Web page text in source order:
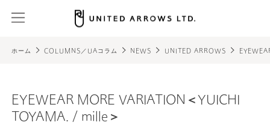
ホーム COLUMNS／UAコラム NEWS UNITED ARROWS
EYEWEAR MORE VARIATION＜YUICHI
TOYAMA. / mille＞